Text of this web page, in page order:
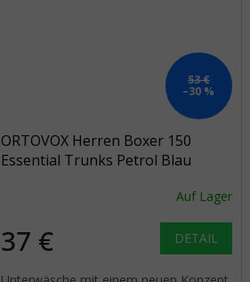
53 €
–30 %
ORTOVOX Herren Boxer 150
Essential Trunks Petrol Blau
Auf Lager
37 € DETAIL